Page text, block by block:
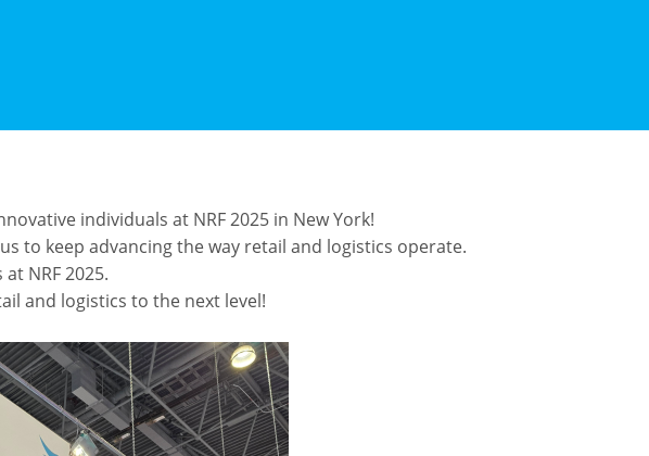
individuals at NRF 2025 in New York!
to keep advancing the way retail and logistics operate.
NRF 2025.
and logistics to the next level!